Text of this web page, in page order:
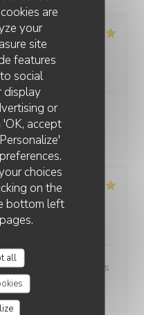
are
your
site
features
social
display
or
accept
choices
on the
bottom left
all
Value
A recommander
:5/5 Value
aux petits soins et des